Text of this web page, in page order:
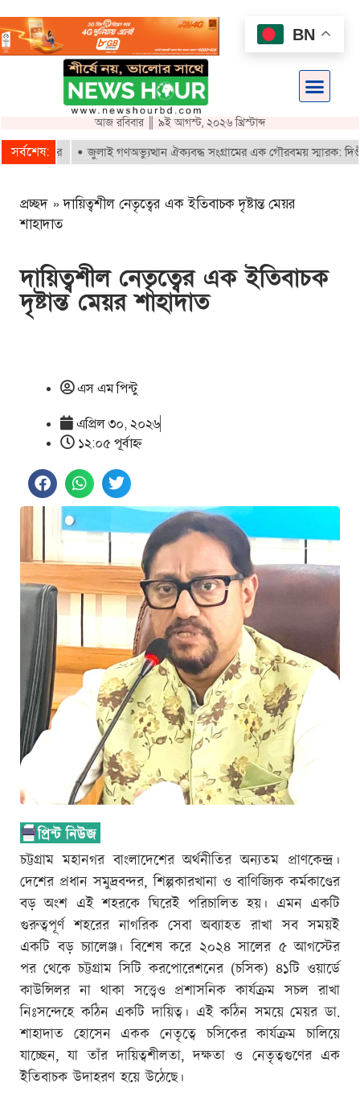
আজ রবিবার ║ ৯ই আগস্ট, ২০২৬ খ্রিস্টাব্দ
সর্বশেষ: জুলাই গণঅভ্যুত্থান ঐক্যবদ্ধ সংগ্রামের এক গৌরবময় স্মারক: দিপ্তী ও
প্রচ্ছদ »দায়িত্বশীল নেতৃত্বের এক ইতিবাচক দৃষ্টান্ত মেয়র
শাহাদাত
দায়িত্বশীল নেতৃত্বের এক ইতিবাচক
দৃষ্টান্ত মেয়র শাহাদাত
এস এম পিন্টু
এপ্রিল ৩০, ২০২৬
১২:০৫ পূর্বাহ্ণ
চট্টগ্রাম মহানগর বাংলাদেশের অর্থনীতির অন্যতম প্রাণকেন্দ্র।
দেশের প্রধান সমুদ্রবন্দর, শিল্পকারখানা ও বাণিজ্যিক কর্মকাণ্ডের
বড় অংশ এই শহরকে ঘিরেই পরিচালিত হয়। এমন একটি
গুরুত্বপূর্ণ শহরের নাগরিক সেবা অব্যাহত রাখা সব সময়ই
একটি বড় চ্যালেঞ্জ। বিশেষ করে ২০২৪ সালের ৫ আগস্টের
পর থেকে চট্টগ্রাম সিটি করপোরেশনের (চসিক) ৪১টি ওয়ার্ডে
কাউন্সিলর না থাকা সত্ত্বেও প্রশাসনিক কার্যক্রম সচল রাখা
নিঃসন্দেহে কঠিন একটি দায়িত্ব। এই কঠিন সময়ে মেয়র ডা.
শাহাদাত হোসেন একক নেতৃত্বে চসিকের কার্যক্রম চালিয়ে
যাচ্ছেন, যা তাঁর দায়িত্বশীলতা, দক্ষতা ও নেতৃত্বগুণের এক
ইতিবাচক উদাহরণ হয়ে উঠেছে।
BN